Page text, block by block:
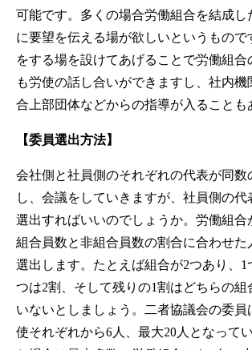
可能です。多くの場合労働組合を結成し
に要望を伝える場が欲しいというもので
をする場を設けてあげることで労働組合
も労使の話し合いができますし、社内機
合上部団体などからの指導が入ることも
【委員選出方法】
会社側と社員側のそれぞれの代表が同数
し、会議をしていきますが、社員側の代
選出すればいいのでしょうか。労働組合
組合員数と非組合員数の割合に合わせた
選出します。たとえば組合が2つあり、1
つは2割、そして残りの1割はどちらの組
いないとしましょう。二者協議会の委員
使それぞれから6人、最大20人となって